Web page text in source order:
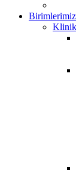
Birimlerimiz